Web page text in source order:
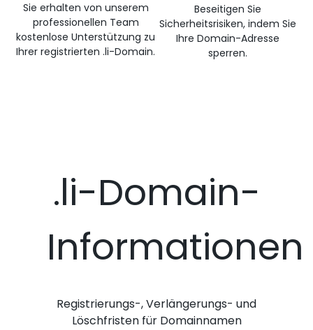
Sie erhalten von unserem
professionellen Team
kostenlose Unterstützung zu
Ihrer registrierten .li-Domain.
Beseitigen Sie
Sicherheitsrisiken, indem Sie
Ihre Domain-Adresse
sperren.
.li-Domain-
Informationen
Registrierungs-, Verlängerungs- und
Löschfristen für Domainnamen